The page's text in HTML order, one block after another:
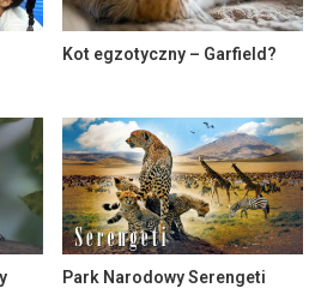
Kot egzotyczny – Garfield?
Park Narodowy Serengeti